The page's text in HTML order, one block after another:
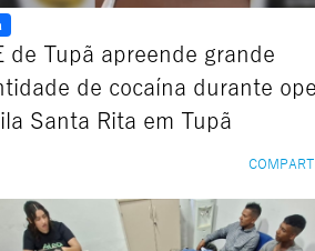
de Tupã apreende grande
de cocaína durante
Santa Rita em Tupã